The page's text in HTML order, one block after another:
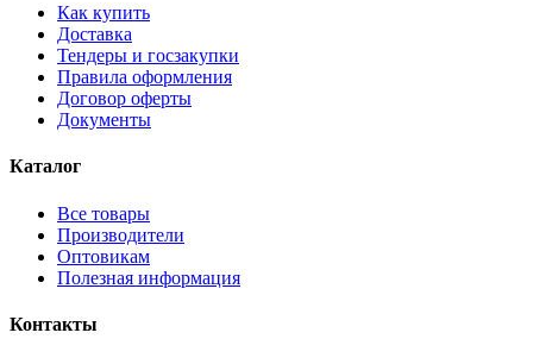
Как купить
Доставка
Тендеры и госзакупки
Правила оформления
Договор оферты
Документы
Каталог
Все товары
Производители
Оптовикам
Полезная информация
Контакты